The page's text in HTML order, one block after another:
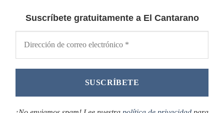
Suscríbete gratuitamente a El Cantarano